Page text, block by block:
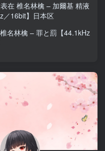
在 椎名林檎 – 加爾基 精液
／16bit】日本区
椎名林檎 – 罪と罰【44.1kHz